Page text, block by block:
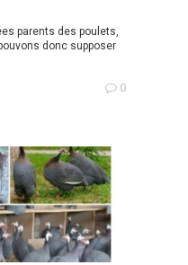
parents des poulets,
donc supposer
0